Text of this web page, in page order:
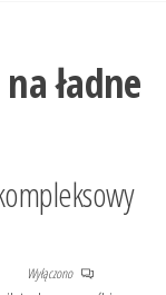
ładne
Wyłączono